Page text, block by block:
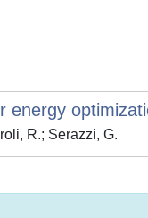
energy
R.; Serazzi, G.